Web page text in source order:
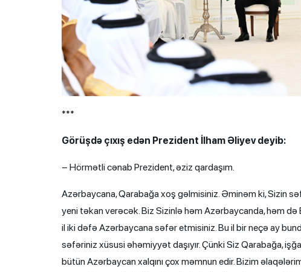
***
Görüşdə çıxış edən Prezident İlham Əliyev deyib:
– Hörmətli cənab Prezident, əziz qardaşım.
Azərbaycana, Qarabağa xoş gəlmisiniz. Əminəm ki, Sizin
yeni təkan verəcək. Biz Sizinlə həm Azərbaycanda, həm
il iki dəfə Azərbaycana səfər etmisiniz. Bu il bir neçə ay
səfəriniz xüsusi əhəmiyyət daşıyır. Çünki Siz Qarabağa,
bütün Azərbaycan xalqını çox məmnun edir. Bizim